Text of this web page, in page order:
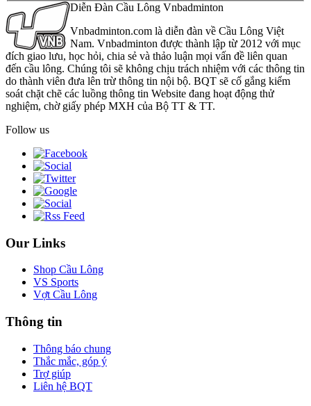
Diễn Đàn Cầu Lông Vnbadminton
Vnbadminton.com là diễn đàn về Cầu Lông Việt
Nam. Vnbadminton được thành lập từ 2012 với mục
đích giao lưu, học hỏi, chia sẻ và thảo luận mọi vấn đề liên quan
đến cầu lông. Chúng tôi sẽ không chịu trách nhiệm với các thông tin
do thành viên đưa lên trừ thông tin nội bộ. BQT sẽ cố gắng kiểm
soát chặt chẽ các luồng thông tin Website đang hoạt động thử
nghiệm, chờ giấy phép MXH của Bộ TT & TT.
Follow us
Our Links
Shop Cầu Lông
VS Sports
Vợt Cầu Lông
Thông tin
Thông báo chung
Thắc mắc, góp ý
Trợ giúp
Liên hệ BQT